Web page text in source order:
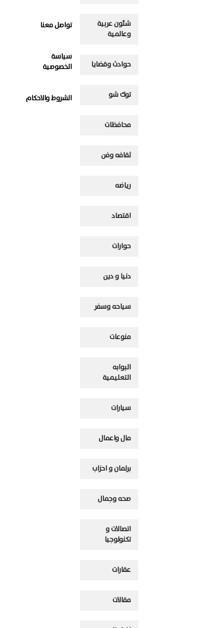
شئون عربية
وعالمية
حوادث وقضايا
توك شو
محافظات
ثقافه وفن
رياضه
اقتصاد
حوارات
دنيا و دين
سياحه وسفر
منوعات
البوابه
التعليمية
سيارات
مال واعمال
برلمان و احزاب
صحه وجمال
اتصالات و
تكنولوجيا
عقارات
مقالات
تواصل معنا
سياسة
الخصوصية
الشروط والاحكام